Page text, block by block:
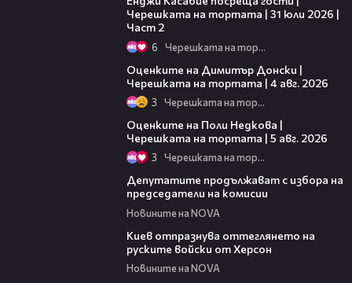
Черешката на тортата | 31 юли 2026 |
Част 2
6 Черешката на тортата
Оценките на Димитър Донски |
Черешката на тортата | 4 авг. 2026
3 Черешката на тортата
Оценките на Поли Недкова |
Черешката на тортата | 5 авг. 2026
3 Черешката на тортата
Депутатите продължават с избора на
председатели на комисии
Новините на NOVA
Киев отпразнува оттеглянето на
руските войски от Херсон
Новините на NOVA